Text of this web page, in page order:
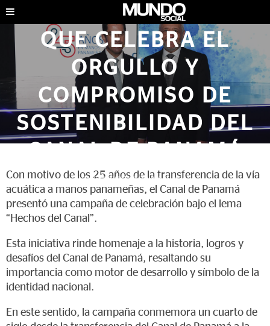
CANAL”, LA CAMPAÑA
QUE CELEBRA EL
ORGULLO Y
COMPROMISO DE
SOSTENIBILIDAD DEL
EMPRESARIALES| DICIEMBRE DE 2024
Con motivo de los 25 años de la transferencia de la vía
acuática a manos panameñas, el Canal de Panamá
presentó una campaña de celebración bajo el lema
“Hechos del Canal”.
Esta iniciativa rinde homenaje a la historia, logros y
desafíos del Canal de Panamá, resaltando su
importancia como motor de desarrollo y símbolo de la
identidad nacional.
En este sentido, la campaña conmemora un cuarto de